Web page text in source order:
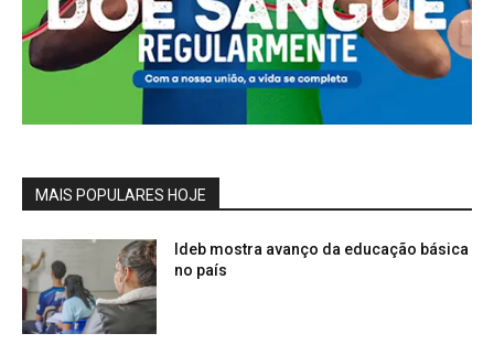
MAIS POPULARES HOJE
Ideb mostra avanço da educação básica
no país